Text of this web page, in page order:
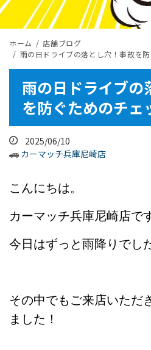
ホーム
店舗ブログ
雨の日ドライブの落とし穴！事故を
雨の日ドライブの
を防ぐためのチ
2025/06/10
カーマッチ兵庫尼崎店
こんにちは。
カーマッチ兵庫尼崎店で
今日はずっと雨降りでし
その中でもご来店いただ
ました！